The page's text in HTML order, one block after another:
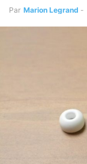
Par Marion Legrand -